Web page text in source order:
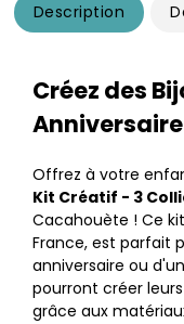
Description
Créez des
Offrez à votre
Kit Créatif - 3
Cacahouète ! Ce
France, est parfait
anniversaire ou
pourront créer
grâce aux